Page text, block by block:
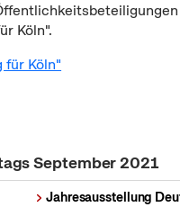
Köln".
für Köln"
September 2021
Jahresausstellung